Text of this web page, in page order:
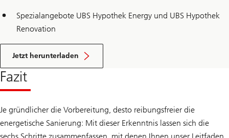
Spezialangebote UBS Hypothek Energy und UBS Hypothek
Renovation
Jetzt herunterladen
A
n
i
t
g
z
u
Fazit
Je gründlicher die Vorbereitung, desto reibungsfreier die
energetische Sanierung: Mit dieser Erkenntnis lassen sich die